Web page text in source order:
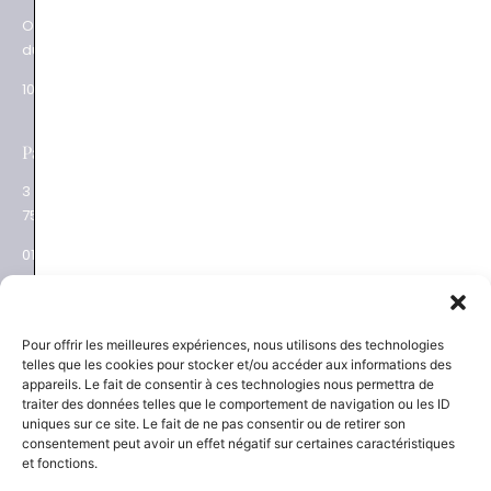
Pour offrir les meilleures expériences, nous utilisons des technologies
telles que les cookies pour stocker et/ou accéder aux informations des
appareils. Le fait de consentir à ces technologies nous permettra de
traiter des données telles que le comportement de navigation ou les ID
uniques sur ce site. Le fait de ne pas consentir ou de retirer son
consentement peut avoir un effet négatif sur certaines caractéristiques
et fonctions.
Ouverture
du mardi au samedi
10.30 – 19.00
Paris XVII
3 place des Ternes
75017 Paris
01 53 81 69 08
NEWSLETTER
Découvrez les actualités
et les nouveautés
SAVOIR-FAIRE
La Maison
Joaillier négociant
Engagements
Guide des pierres
Guide joaillerie